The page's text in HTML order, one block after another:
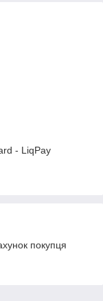
- LiqPay
покупця